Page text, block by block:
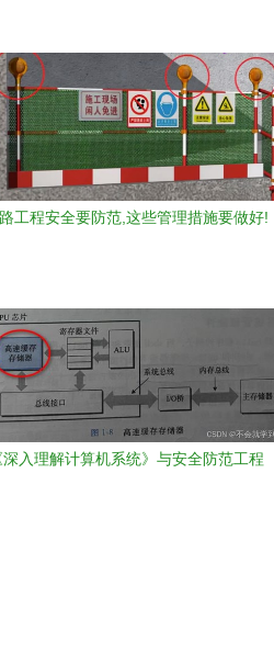
工程安全要防范,这些管理措施要做好!
深入理解计算机系统》与安全防范工程